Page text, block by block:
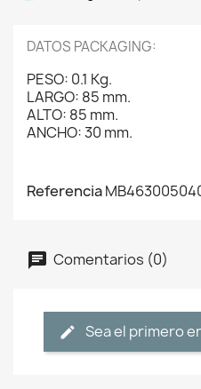
DATOS PACKAGING:
PESO: 0.1 Kg.
LARGO: 85 mm.
ALTO: 85 mm.
ANCHO: 30 mm.
Referencia
Comentarios (0)
Sea el primero